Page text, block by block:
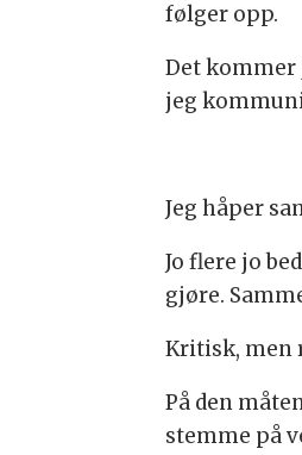
følger opp.
Det kommer
jeg
Jeg håper
Jo flere jo
gjøre.
Kritisk, men
På den
stemme på